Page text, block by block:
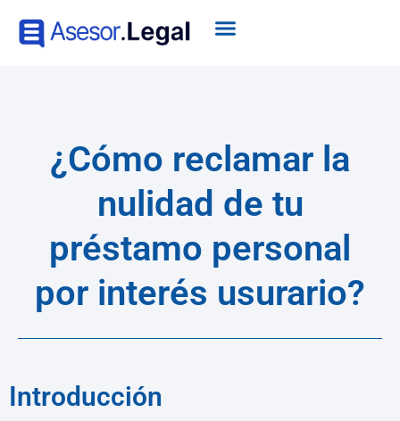
¿Cómo reclamar la
nulidad de tu
préstamo personal
por interés usurario?
Introducción